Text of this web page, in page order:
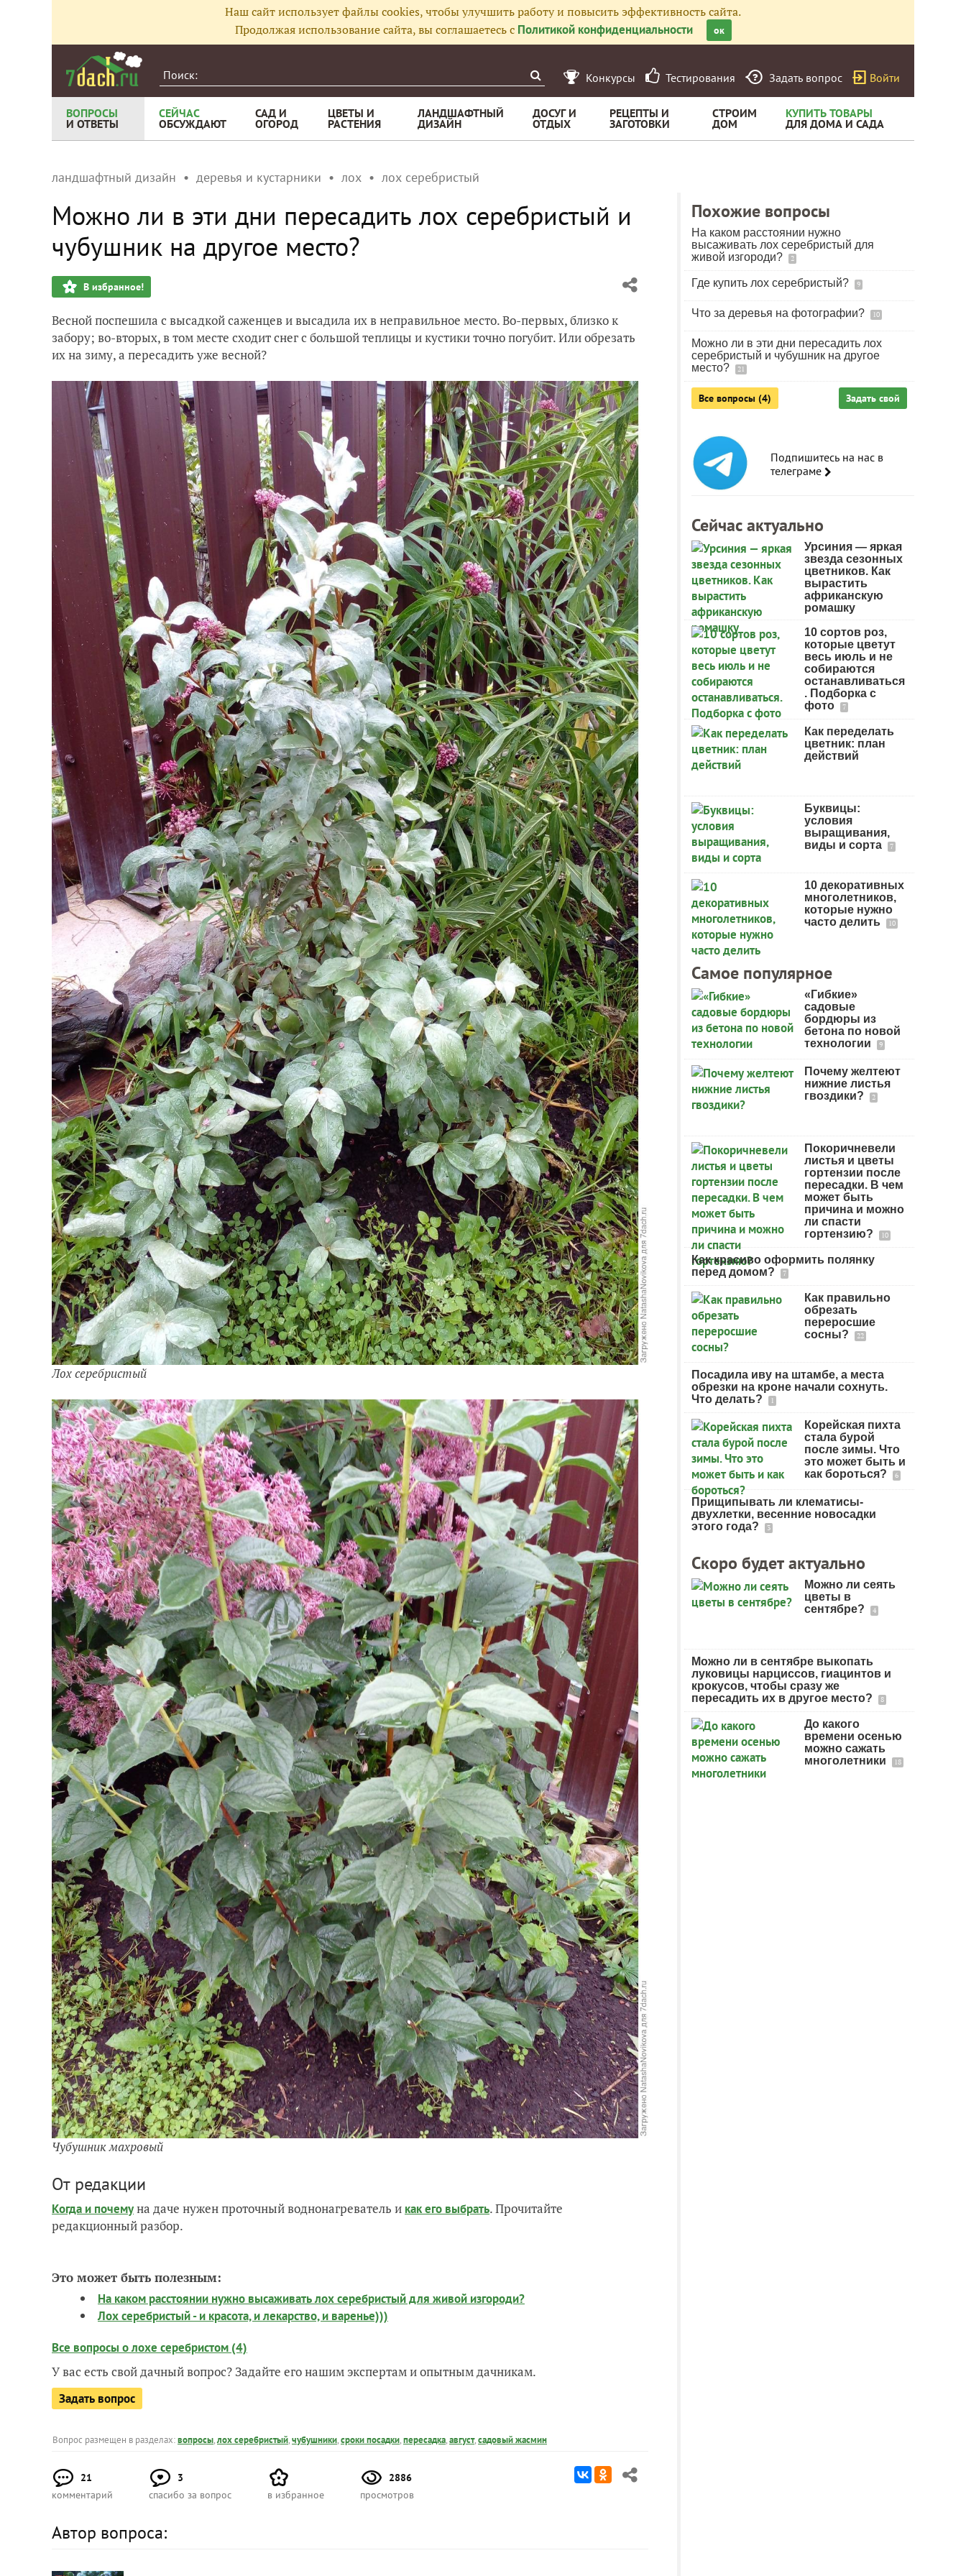
Наш сайт использует файлы cookies, чтобы улучшить работу и повысить эффективность сайта.
Продолжая использование сайта, вы соглашаетесь с Политикой конфиденциальности ок
Конкурсы Тестирования Задать вопрос Войти
ВОПРОСЫ
И ОТВЕТЫ
СЕЙЧАС
ОБСУЖДАЮТ
САД И
ОГОРОД
ЦВЕТЫ И
РАСТЕНИЯ
ЛАНДШАФТНЫЙ
ДИЗАЙН
ДОСУГ И
ОТДЫХ
РЕЦЕПТЫ И
ЗАГОТОВКИ
СТРОИМ
ДОМ
КУПИТЬ ТОВАРЫ
ДЛЯ ДОМА И САДА
ландшафтный дизайн деревья и кустарники лох лох серебристый
Можно ли в эти дни пересадить лох серебристый и
чубушник на другое место?
В избранное!
Весной поспешила с высадкой саженцев и высадила их в неправильное место. Во-первых, близко к
забору; во-вторых, в том месте сходит снег с большой теплицы и кустики точно погубит. Или обрезать
их на зиму, а пересадить уже весной?
Лох серебристый
Чубушник махровый
От редакции
Когда и почемуна даче нужен проточный воднонагреватель и как его выбрать. Прочитайте
редакционный разбор.
Это может быть полезным:
На каком расстоянии нужно высаживать лох серебристый для живой изгороди?
Лох серебристый - и красота, и лекарство, и варенье)))
Все вопросы о лохе серебристом (4)
У вас есть свой дачный вопрос? Задайте его нашим экспертам и опытным дачникам.
Задать вопрос
Вопрос размещен в разделах:вопросы,лох серебристый,чубушники,сроки посадки,пересадка,август,садовый жасмин
21
комментарий
3
спасибо за вопрос
в избранное
2886
просмотров
Автор вопроса:
Похожие вопросы
На каком расстоянии нужно
высаживать лох серебристый для
живой изгороди?
2
Где купить лох серебристый? 9
Что за деревья на фотографии? 10
Можно ли в эти дни пересадить лох
серебристый и чубушник на другое
место?
21
Все вопросы (4) Задать свой
Подпишитесь на нас в
телеграме
Сейчас актуально
Урсиния — яркая
звезда сезонных
цветников. Как
вырастить
африканскую
ромашку
10 сортов роз,
которые цветут
весь июль и не
собираются
останавливаться
. Подборка с
фото
7
Как переделать
цветник: план
действий
Буквицы:
условия
выращивания,
виды и сорта
7
10 декоративных
многолетников,
которые нужно
часто делить
10
Самое популярное
«Гибкие»
садовые
бордюры из
бетона по новой
технологии
9
Почему желтеют
нижние листья
гвоздики?
2
Покоричневели
листья и цветы
гортензии после
пересадки. В чем
может быть
причина и можно
ли спасти
гортензию?
10
Как красиво оформить полянку
перед домом?
7
Как правильно
обрезать
переросшие
сосны?
22
Посадила иву на штамбе, а места
обрезки на кроне начали сохнуть.
Что делать?
1
Корейская пихта
стала бурой
после зимы. Что
это может быть и
как бороться?
6
Прищипывать ли клематисы-
двухлетки, весенние новосадки
этого года?
3
Скоро будет актуально
Можно ли сеять
цветы в
сентябре?
4
Можно ли в сентябре выкопать
луковицы нарциссов, гиацинтов и
крокусов, чтобы сразу же
пересадить их в другое место?
8
До какого
времени осенью
можно сажать
многолетники
18